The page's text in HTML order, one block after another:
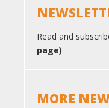
Read and
page)
MORE